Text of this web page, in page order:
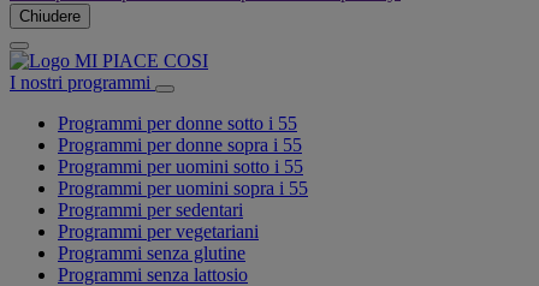
Chiudere
I nostri programmi
Programmi per donne sotto i 55
Programmi per donne sopra i 55
Programmi per uomini sotto i 55
Programmi per uomini sopra i 55
Programmi per sedentari
Programmi per vegetariani
Programmi senza glutine
Programmi senza lattosio